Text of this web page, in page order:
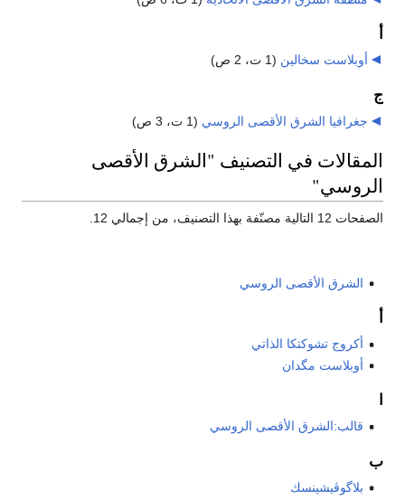
أوبلاست سخالين (1 ت، 2 ص)
ج
جغرافيا الشرق الأقصى الروسي (1 ت، 3 ص)
المقالات في التصنيف "الشرق الأقصى
الروسي"
الصفحات 12 التالية مصنّفة بهذا التصنيف، من إجمالي 12.
الشرق الأقصى الروسي
أكروج تشوكتكا الذاتي
أوبلاست مگدان
قالب:الشرق الأقصى الروسي
ب
بلاگوڤيشينسك